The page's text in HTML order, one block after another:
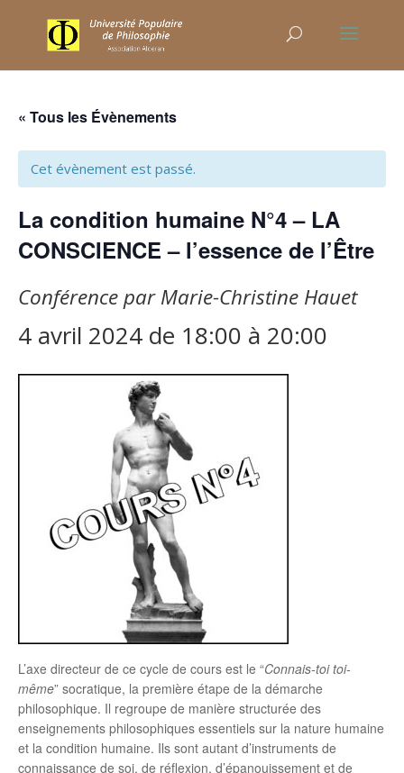
« Tous les Évènements
Cet évènement est passé.
La condition humaine N°4 – LA
CONSCIENCE – l’essence de l’Être
Conférence par Marie-Christine Hauet
4 avril 2024 de 18:00 à 20:00
L’axe directeur de ce cycle de cours est le “Connais-toi toi-
même” socratique, la première étape de la démarche
philosophique. Il regroupe de manière structurée des
enseignements philosophiques essentiels sur la nature humaine
et la condition humaine. Ils sont autant d’instruments de
connaissance de soi, de réflexion, d’épanouissement et de